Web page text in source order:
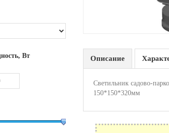
Вт Описание
Светильник садово-
150*150*320мм